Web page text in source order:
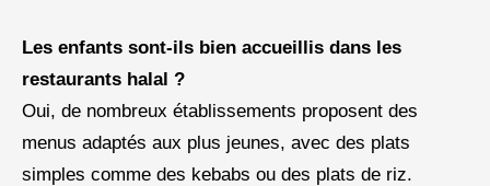
Les enfants sont-ils bien accueillis dans les
restaurants halal ?
Oui, de nombreux établissements proposent des
menus adaptés aux plus jeunes, avec des plats
simples comme des kebabs ou des plats de riz.